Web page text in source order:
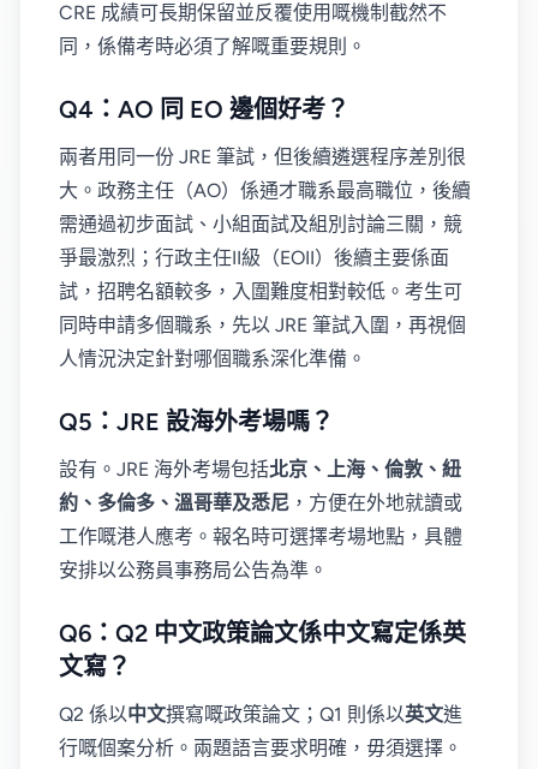
CRE 成績可長期保留並反覆使用嘅機制截然不
同，係備考時必須了解嘅重要規則。
Q4：AO 同 EO 邊個好考？
兩者用同一份 JRE 筆試，但後續遴選程序差別很
大。政務主任（AO）係通才職系最高職位，後續
需通過初步面試、小組面試及組別討論三關，競
爭最激烈；行政主任II級（EOII）後續主要係面
試，招聘名額較多，入圍難度相對較低。考生可
同時申請多個職系，先以 JRE 筆試入圍，再視個
人情況決定針對哪個職系深化準備。
Q5：JRE 設海外考場嗎？
設有。JRE 海外考場包括北京、上海、倫敦、紐
約、多倫多、溫哥華及悉尼 ，方便在外地就讀或
工作嘅港人應考。報名時可選擇考場地點，具體
安排以公務員事務局公告為準。
Q6：Q2 中文政策論文係中文寫定係英
文寫？
Q2 係以中文撰寫嘅政策論文；Q1 則係以英文進
行嘅個案分析。兩題語言要求明確，毋須選擇。